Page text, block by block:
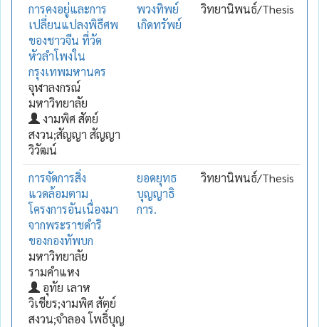
การคงอยู่และการ
เปลี่ยนแปลงพิธีศพ
ของชาวจีน ที่วัด
หัวลำโพงใน
กรุงเทพมหานคร
จุฬาลงกรณ์
มหาวิทยาลัย
งามพิศ สัตย์
สงวน;สัญญา สัญญา
วิวัฒน์
พวงทิพย์
เกิดทรัพย์
วิทยานิพนธ์/Thesis
การจัดการสิ่ง
แวดล้อมตาม
โครงการอันเนื่องมา
จากพระราชดำริ
ของกองทัพบก
มหาวิทยาลัย
รามคำแหง
อุทัย เลาห
วิเชียร;งามพิศ สัตย์
สงวน;จำลอง โพธิ์บุญ
ยอดยุทธ
บุญญาธิ
การ.
วิทยานิพนธ์/Thesis